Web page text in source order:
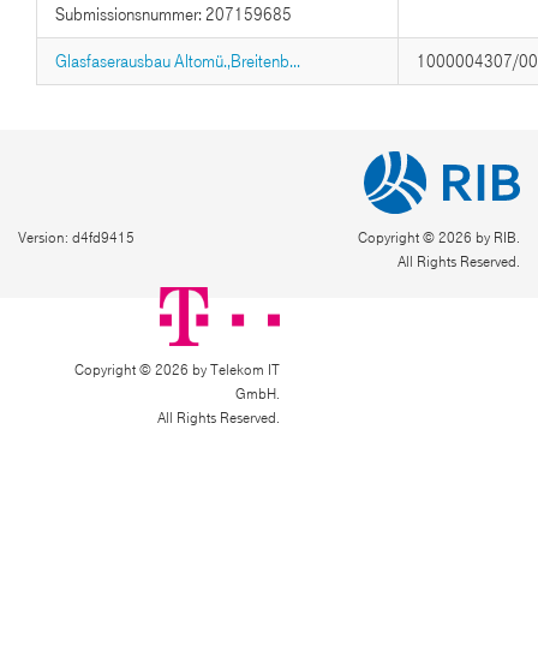
Submissionsnummer: 207159685
Glasfaserausbau Altomü.,Breitenb... 1000004307/
Version: d4fd9415
Copyright © 2026 by RIB.
All Rights Reserved.
Copyright © 2026 by Telekom IT
GmbH.
All Rights Reserved.